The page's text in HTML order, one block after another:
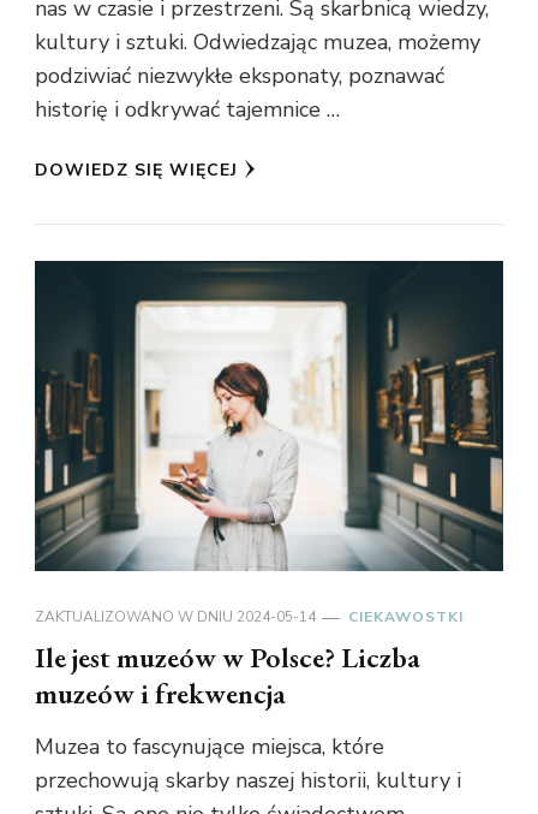
nas w czasie i przestrzeni. Są skarbnicą wiedzy,
kultury i sztuki. Odwiedzając muzea, możemy
podziwiać niezwykłe eksponaty, poznawać
historię i odkrywać tajemnice …
DOWIEDZ SIĘ WIĘCEJ
ZAKTUALIZOWANO W DNIU 2024-05-14 CIEKAWOSTKI
Ile jest muzeów w Polsce? Liczba
muzeów i frekwencja
Muzea to fascynujące miejsca, które
przechowują skarby naszej historii, kultury i